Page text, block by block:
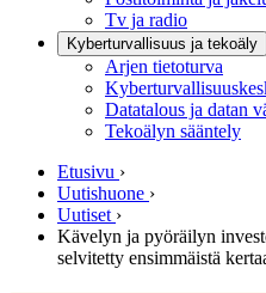
Tv ja radio
Kyberturvallisuus ja tekoäly
Arjen tietoturva
Datatalous ja datan
Tekoälyn sääntely
Etusivu ›
Uutishuone ›
Uutiset ›
Kävelyn ja pyöräilyn
selvitetty ensimmäistä